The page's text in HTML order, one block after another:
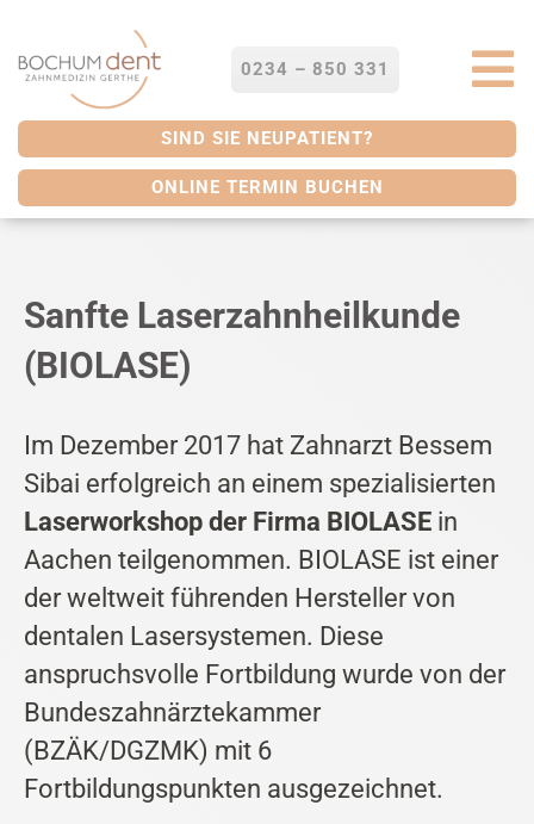
springen
0234 – 850 331
STARTSEITE
LEISTUNGEN
SERVICES
BLOG
KONTAKT
SIND SIE NEUPATIENT?
ONLINE TERMIN BUCHEN
Sanfte Laserzahnheilkunde
(BIOLASE)
Im Dezember 2017 hat Zahnarzt Bessem
Sibai erfolgreich an einem spezialisierten
Laserworkshop der Firma BIOLASEin
Aachen teilgenommen. BIOLASE ist einer
der weltweit führenden Hersteller von
dentalen Lasersystemen. Diese
anspruchsvolle Fortbildung wurde von der
Bundeszahnärztekammer
(BZÄK/DGZMK) mit 6
Fortbildungspunkten ausgezeichnet.